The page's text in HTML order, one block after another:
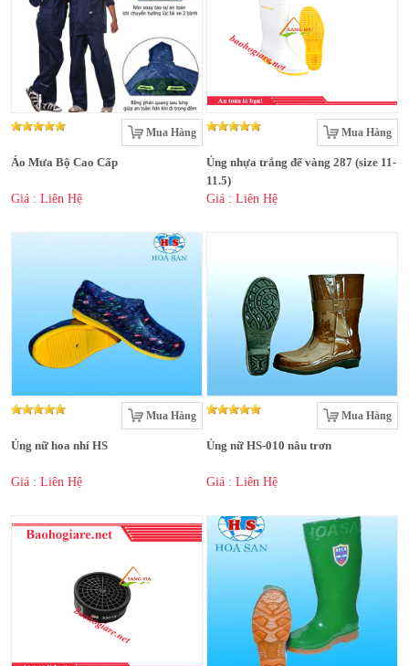
Mua Hàng
Áo Mưa Bộ Cao Cấp
Giá : Liên Hệ
Mua Hàng
Ủng nhựa trắng đế vàng 287 (size 11-
11.5)
Giá : Liên Hệ
Mua Hàng
Ủng nữ hoa nhí HS
Giá : Liên Hệ
Mua Hàng
Ủng nữ HS-010 nâu trơn
Giá : Liên Hệ